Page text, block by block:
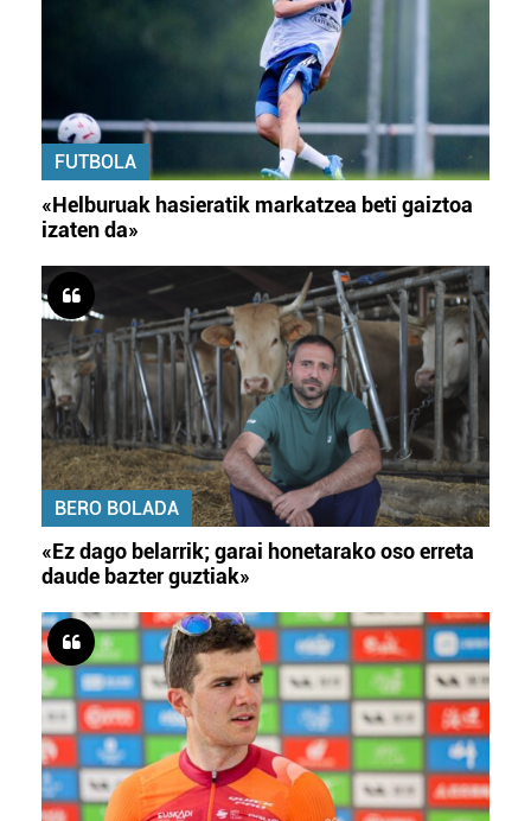
FUTBOLA
«Helburuak hasieratik markatzea beti gaiztoa
izaten da»
BERO BOLADA
«Ez dago belarrik; garai honetarako oso erreta
daude bazter guztiak»